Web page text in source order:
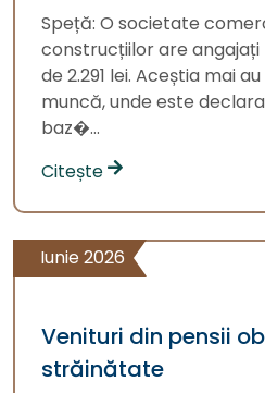
Speță: O societate
construcțiilor are
de 2.291 lei. Aceștia mai
muncă, unde este
baz�...
Citește
Iunie 2026
Venituri din pensii
străinătate